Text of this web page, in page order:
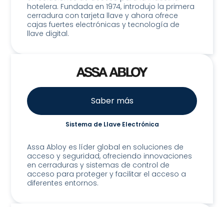
hotelera. Fundada en 1974, introdujo la primera
cerradura con tarjeta llave y ahora ofrece
cajas fuertes electrónicas y tecnología de
llave digital.
Saber más
Sistema de Llave Electrónica
Assa Abloy es líder global en soluciones de
acceso y seguridad, ofreciendo innovaciones
en cerraduras y sistemas de control de
acceso para proteger y facilitar el acceso a
diferentes entornos.